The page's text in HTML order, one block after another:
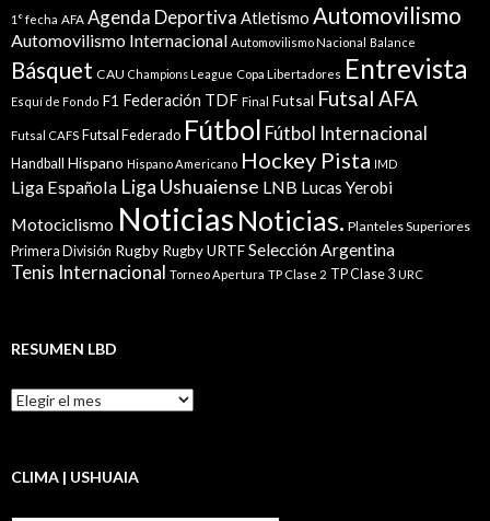
1° fecha AFA Agenda Deportiva Atletismo Automovilismo
Automovilismo Internacional Automovilismo Nacional Balance
Básquet CAU Champions League Copa Libertadores Entrevista
Esquí de Fondo F1 Federación TDF Final Futsal Futsal AFA
Futsal CAFS Futsal Federado Fútbol Fútbol Internacional
Handball Hispano Hispano Americano Hockey Pista IMD
Liga Española Liga Ushuaiense LNB Lucas Yerobi
Motociclismo Noticias Noticias. Planteles Superiores
Primera División Rugby Rugby URTFSelección Argentina
Tenis Internacional Torneo Apertura TP Clase 2 TP Clase 3 URC
RESUMEN LBD
Resumen
LBD
CLIMA | USHUAIA